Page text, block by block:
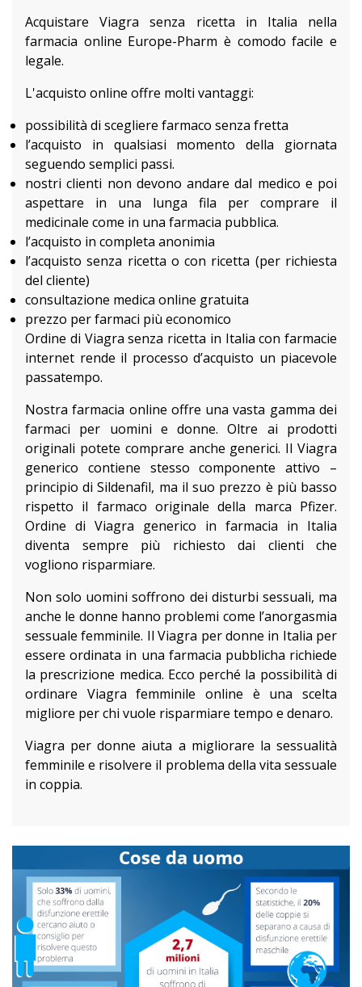
Acquistare Viagra senza ricetta in Italia nella
farmacia online Europe-Pharm è comodo facile e
legale.
L'acquisto online offre molti vantaggi:
possibilità di scegliere farmaco senza fretta
l’acquisto in qualsiasi momento della giornata
seguendo semplici passi.
nostri clienti non devono andare dal medico e poi
aspettare in una lunga fila per comprare il
medicinale come in una farmacia pubblica.
l’acquisto in completa anonimia
l’acquisto senza ricetta o con ricetta (per richiesta
del cliente)
consultazione medica online gratuita
prezzo per farmaci più economico
Ordine di Viagra senza ricetta in Italia con farmacie
internet rende il processo d’acquisto un piacevole
passatempo.
Nostra farmacia online offre una vasta gamma dei
farmaci per uomini e donne. Oltre ai prodotti
originali potete comprare anche generici. Il Viagra
generico contiene stesso componente attivo –
principio di Sildenafil, ma il suo prezzo è più basso
rispetto il farmaco originale della marca Pfizer.
Ordine di Viagra generico in farmacia in Italia
diventa sempre più richiesto dai clienti che
vogliono risparmiare.
Non solo uomini soffrono dei disturbi sessuali, ma
anche le donne hanno problemi come l’anorgasmia
sessuale femminile. Il Viagra per donne in Italia per
essere ordinata in una farmacia pubblicha richiede
la prescrizione medica. Ecco perché la possibilità di
ordinare Viagra femminile online è una scelta
migliore per chi vuole risparmiare tempo e denaro.
Viagra per donne aiuta a migliorare la sessualità
femminile e risolvere il problema della vita sessuale
in coppia.